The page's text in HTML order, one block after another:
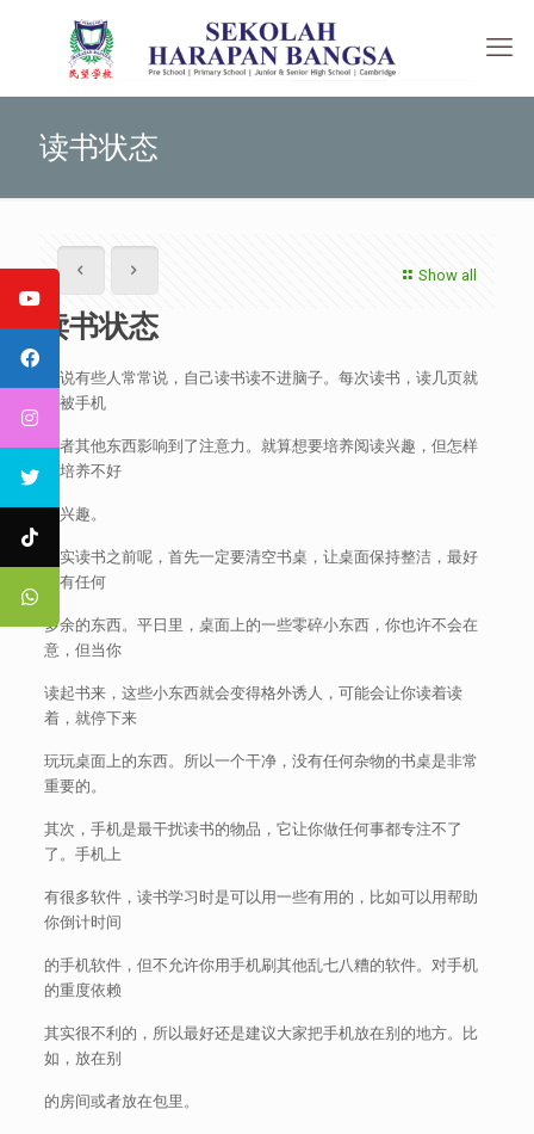
读书状态
Show all
读书状态
听说有些人常常说，自己读书读不进脑子。每次读书，读几页就
会被手机
或者其他东西影响到了注意力。就算想要培养阅读兴趣，但怎样
都培养不好
这兴趣。
其实读书之前呢，首先一定要清空书桌，让桌面保持整洁，最好
没有任何
多余的东西。平日里，桌面上的一些零碎小东西，你也许不会在
意，但当你
读起书来，这些小东西就会变得格外诱人，可能会让你读着读
着，就停下来
玩玩桌面上的东西。所以一个干净，没有任何杂物的书桌是非常
重要的。
其次，手机是最干扰读书的物品，它让你做任何事都专注不了
了。手机上
有很多软件，读书学习时是可以用一些有用的，比如可以用帮助
你倒计时间
的手机软件，但不允许你用手机刷其他乱七八糟的软件。对手机
的重度依赖
其实很不利的，所以最好还是建议大家把手机放在别的地方。比
如，放在别
的房间或者放在包里。